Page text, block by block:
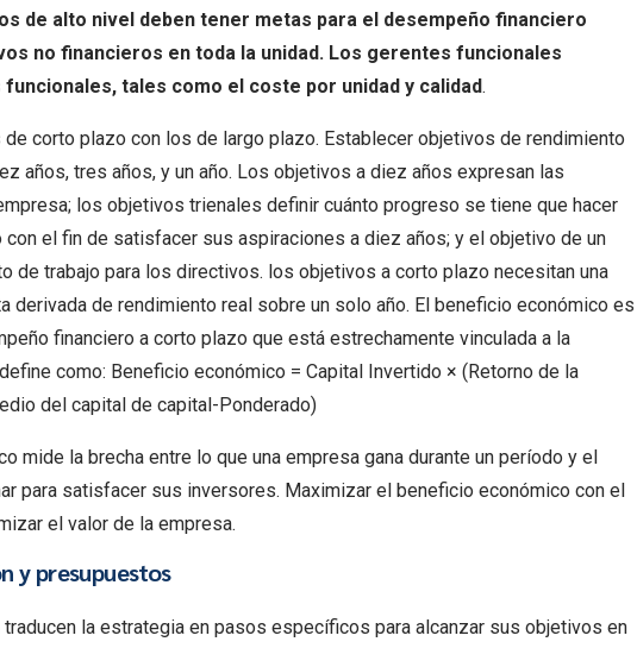
de alto nivel deben tener metas para el desempeño financiero
no financieros en toda la unidad. Los gerentes funcionales
tales como el coste por unidad y calidad.
de corto plazo con los de largo plazo. Establecer objetivos de rendimiento
años, tres años, y un año. Los objetivos a diez años expresan las
los objetivos trienales definir cuánto progreso se tiene que hacer
el fin de satisfacer sus aspiraciones a diez años; y el objetivo de un
de trabajo para los directivos. los objetivos a corto plazo necesitan una
derivada de rendimiento real sobre un solo año. El beneficio económico es
financiero a corto plazo que está estrechamente vinculada a la
como: Beneficio económico = Capital Invertido × (Retorno de la
del capital de capital-Ponderado)
mide la brecha entre lo que una empresa gana durante un período y el
para satisfacer sus inversores. Maximizar el beneficio económico con el
el valor de la empresa.
y presupuestos
traducen la estrategia en pasos específicos para alcanzar sus objetivos en